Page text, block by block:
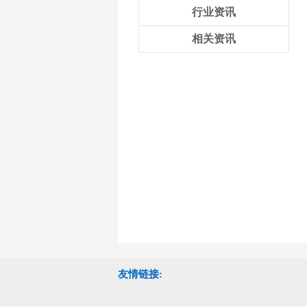
行业资讯
相关资讯
友情链接: